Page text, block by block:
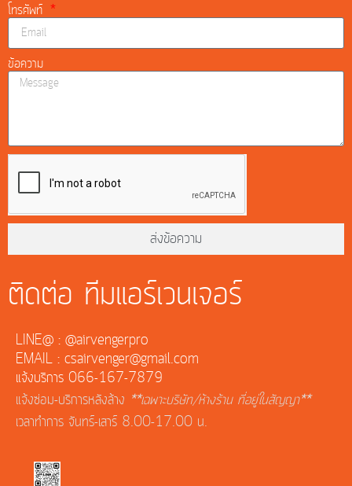
โทรศัพท์
ข้อความ
ส่งข้อความ
ติดต่อ ทีมแอร์เวนเจอร์
LINE@ : @airvengerpro
EMAIL : csairvenger@gmail.com
แจ้งบริการ 066-167-7879
แจ้งซ่อม-บริการหลังล้าง **เฉพาะบริษัท/ห้างร้าน ที่อยู่ในสัญญา**
เวลาทำการ จันทร์-เสาร์ 8.00-17.00 น.